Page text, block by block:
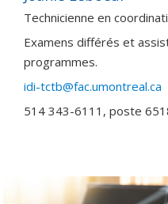
Technicienne en
Examens différés et
programmes.
idi-tctb@fac.umontreal.ca
514 343-6111, poste